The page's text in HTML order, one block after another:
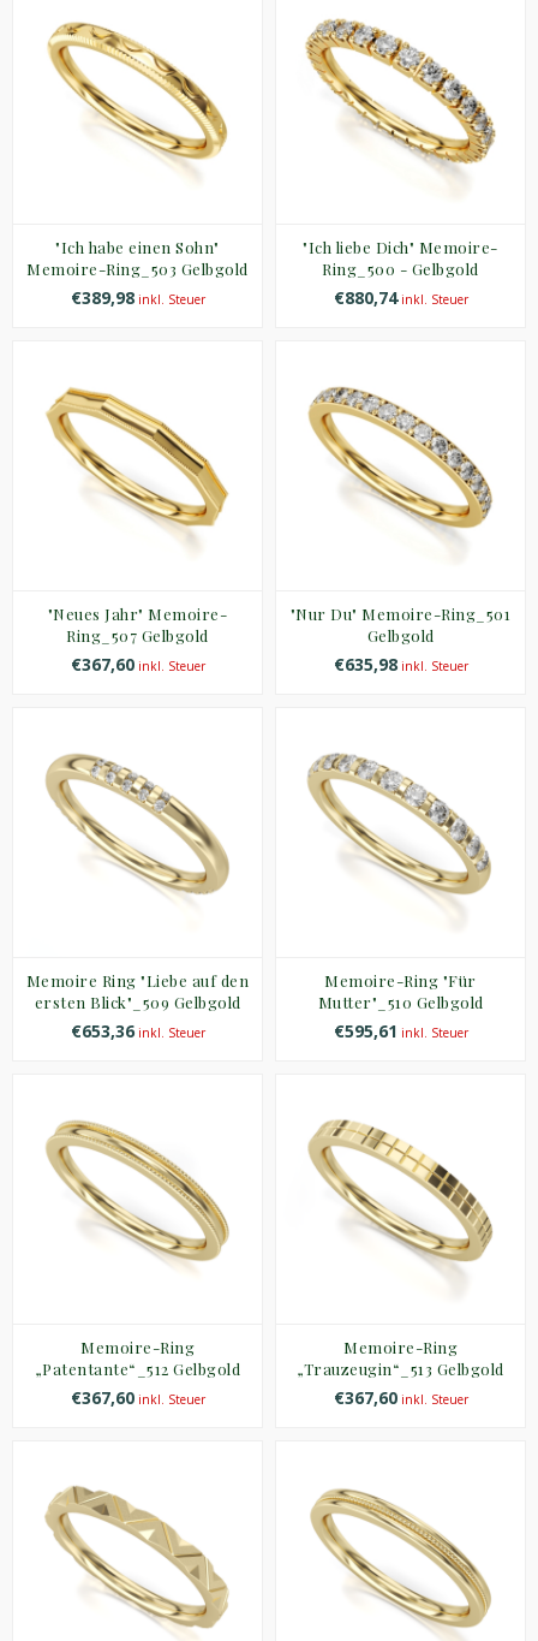
"Ich habe einen Sohn"
Memoire-Ring_503 Gelbgold
€389,98inkl. Steuer
"Ich liebe Dich" Memoire-
Ring_500 - Gelbgold
€880,74inkl. Steuer
"Neues Jahr" Memoire-
Ring_507 Gelbgold
€367,60inkl. Steuer
"Nur Du" Memoire-Ring_501
Gelbgold
€635,98inkl. Steuer
Memoire Ring "Liebe auf den
ersten Blick"_509 Gelbgold
€653,36inkl. Steuer
Memoire-Ring "Für
Mutter"_510 Gelbgold
€595,61 inkl. Steuer
Memoire-Ring
„Patentante“_512 Gelbgold
€367,60inkl. Steuer
Memoire-Ring
„Trauzeugin“_513 Gelbgold
€367,60inkl. Steuer